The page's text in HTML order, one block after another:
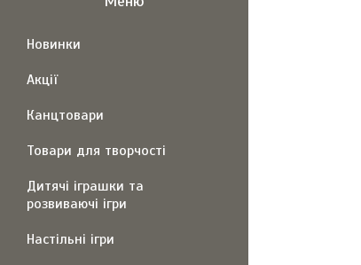
Новинки
Акції
Канцтовари
Товари для творчості
Дитячі іграшки та
розвиваючі ігри
Настільні ігри